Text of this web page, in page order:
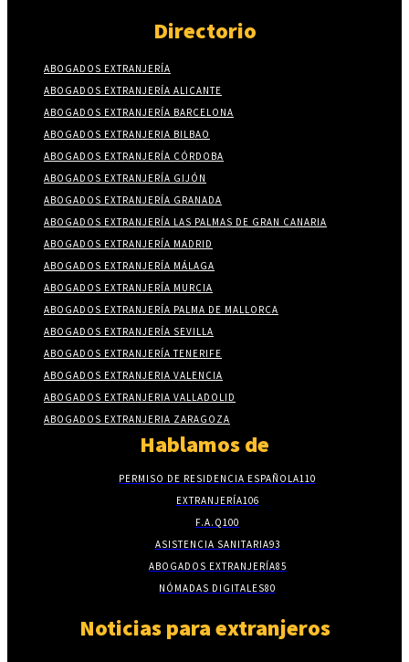
Directorio
ABOGADOS EXTRANJERÍA
ABOGADOS EXTRANJERÍA ALICANTE
ABOGADOS EXTRANJERÍA BARCELONA
ABOGADOS EXTRANJERIA BILBAO
ABOGADOS EXTRANJERÍA CÓRDOBA
ABOGADOS EXTRANJERÍA GIJÓN
ABOGADOS EXTRANJERÍA GRANADA
ABOGADOS EXTRANJERÍA LAS PALMAS DE GRAN CANARIA
ABOGADOS EXTRANJERÍA MADRID
ABOGADOS EXTRANJERÍA MÁLAGA
ABOGADOS EXTRANJERÍA MURCIA
ABOGADOS EXTRANJERÍA PALMA DE MALLORCA
ABOGADOS EXTRANJERÍA SEVILLA
ABOGADOS EXTRANJERÍA TENERIFE
ABOGADOS EXTRANJERIA VALENCIA
ABOGADOS EXTRANJERIA VALLADOLID
ABOGADOS EXTRANJERIA ZARAGOZA
Hablamos de
PERMISO DE RESIDENCIA ESPAÑOLA110
EXTRANJERÍA106
F.A.Q100
ASISTENCIA SANITARIA93
ABOGADOS EXTRANJERÍA85
NÓMADAS DIGITALES80
Noticias para extranjeros